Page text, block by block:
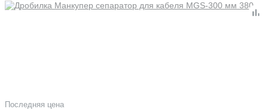
Последняя цена